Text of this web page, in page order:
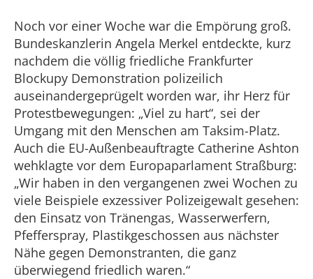
Noch vor einer Woche war die Empörung groß.
Bundeskanzlerin Angela Merkel entdeckte, kurz
nachdem die völlig friedliche Frankfurter
Blockupy Demonstration polizeilich
auseinandergeprügelt worden war, ihr Herz für
Protestbewegungen: „Viel zu hart“, sei der
Umgang mit den Menschen am Taksim-Platz.
Auch die EU-Außenbeauftragte Catherine Ashton
wehklagte vor dem Europaparlament Straßburg:
„Wir haben in den vergangenen zwei Wochen zu
viele Beispiele exzessiver Polizeigewalt gesehen:
den Einsatz von Tränengas, Wasserwerfern,
Pfefferspray, Plastikgeschossen aus nächster
Nähe gegen Demonstranten, die ganz
überwiegend friedlich waren.“